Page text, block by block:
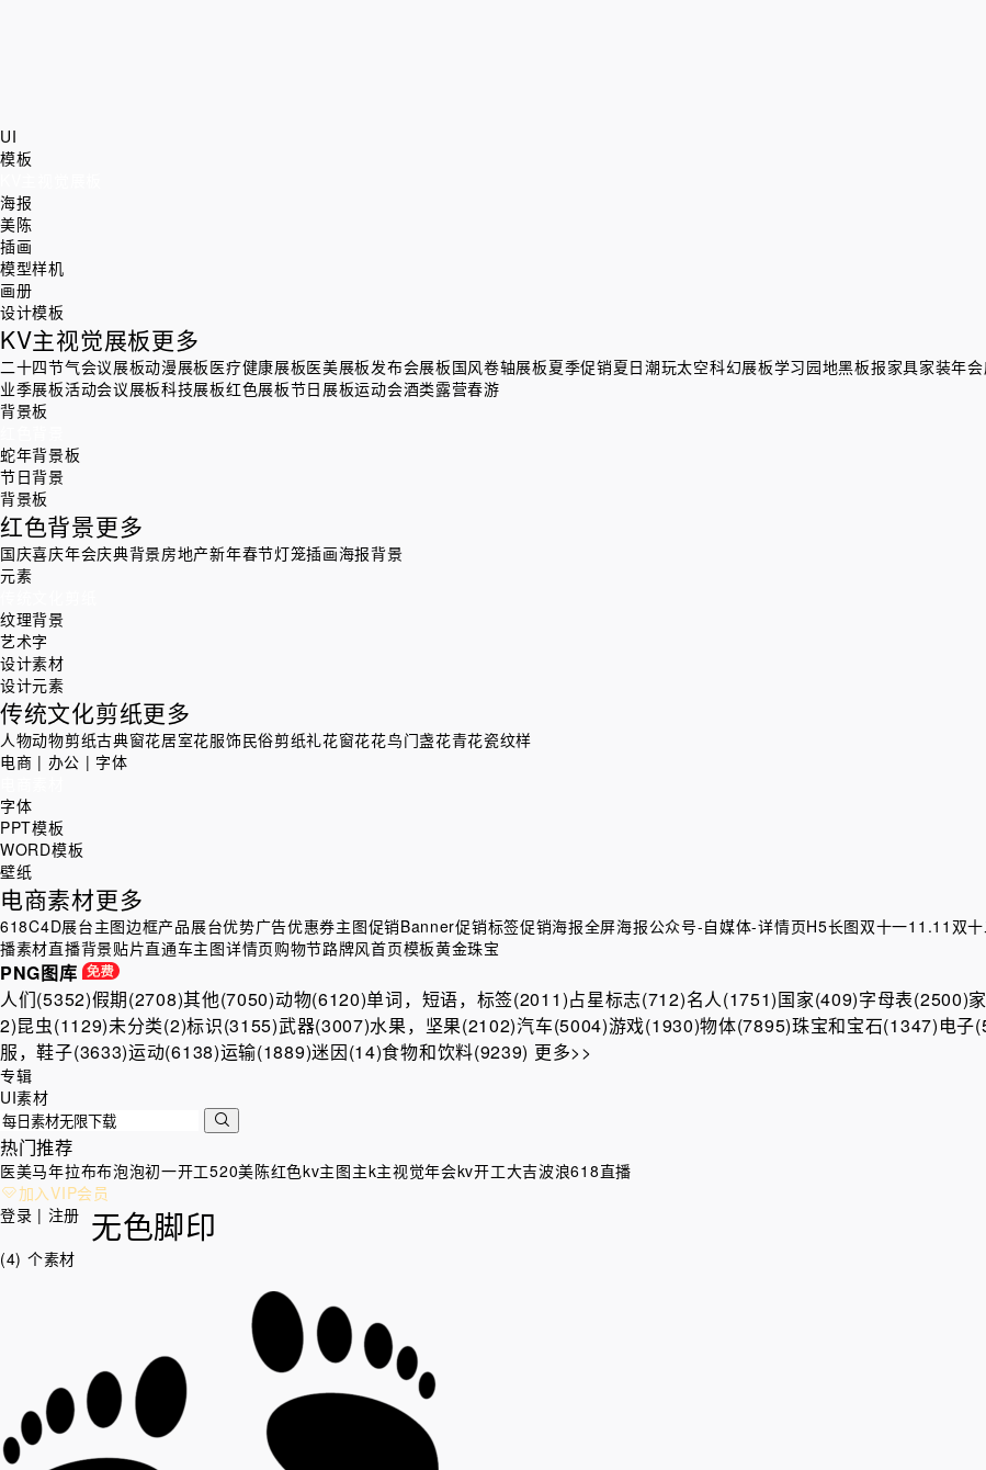
UI
模板
海报
美陈
插画
模型样机
画册
设计模板
KV主视觉展板更多
二十四节气会议展板动漫展板医疗健康展板医美展板发布会展板国风卷轴展板夏季促销夏日潮玩太空科幻展板学习园地黑板报家具家装年
业季展板活动会议展板科技展板红色展板节日展板运动会酒类露营春游
背景板
蛇年背景板
节日背景
背景板
红色背景更多
国庆喜庆年会庆典背景房地产新年春节灯笼插画海报背景
元素
纹理背景
艺术字
设计素材
设计元素
传统文化剪纸更多
人物动物剪纸古典窗花居室花服饰民俗剪纸礼花窗花花鸟门盏花青花瓷纹样
电商 | 办公 | 字体
字体
PPT模板
WORD模板
壁纸
电商素材更多
618C4D展台主图边框产品展台优势广告优惠券主图促销Banner促销标签促销海报全屏海报公众号-自媒体-详情页H5长图双十一11.11 双
播素材直播背景贴片直通车主图详情页购物节路牌风首页模板黄金珠宝
PNG图库
人们(5352)假期(2708)其他(7050)动物(6120)单词，短语，标签(2011)占星标志(712)名人(1751)国家(409)字母表(2500)
2)昆虫(1129)未分类(2)标识(3155)武器(3007)水果，坚果(2102)汽车(5004)游戏(1930)物体(7895)珠宝和宝石(1347)电子
服，鞋子(3633)运动(6138)运输(1889)迷因(14)食物和饮料(9239) 更多>>
专辑
UI素材
热门推荐
医美马年拉布布泡泡初一开工520美陈红色kv主图主k主视觉年会kv开工大吉波浪618直播
加入VIP会员
登录 | 注册 无色脚印
(4) 个素材